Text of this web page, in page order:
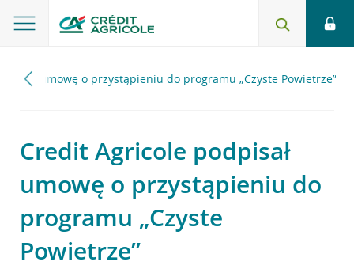
umowę o przystąpieniu do programu „Czyste Powietrze”
Credit Agricole podpisał
umowę o przystąpieniu do
programu „Czyste
Powietrze”